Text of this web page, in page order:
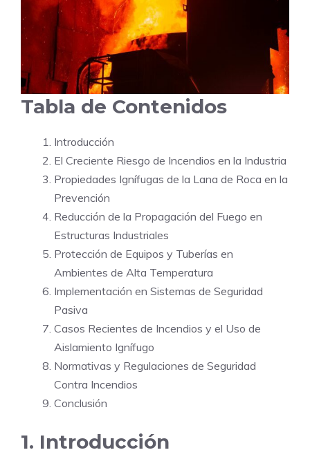
Tabla de Contenidos
Introducción
El Creciente Riesgo de Incendios en la Industria
Propiedades Ignífugas de la Lana de Roca en la
Prevención
Reducción de la Propagación del Fuego en
Estructuras Industriales
Protección de Equipos y Tuberías en
Ambientes de Alta Temperatura
Implementación en Sistemas de Seguridad
Pasiva
Casos Recientes de Incendios y el Uso de
Aislamiento Ignífugo
Normativas y Regulaciones de Seguridad
Contra Incendios
Conclusión
1. Introducción